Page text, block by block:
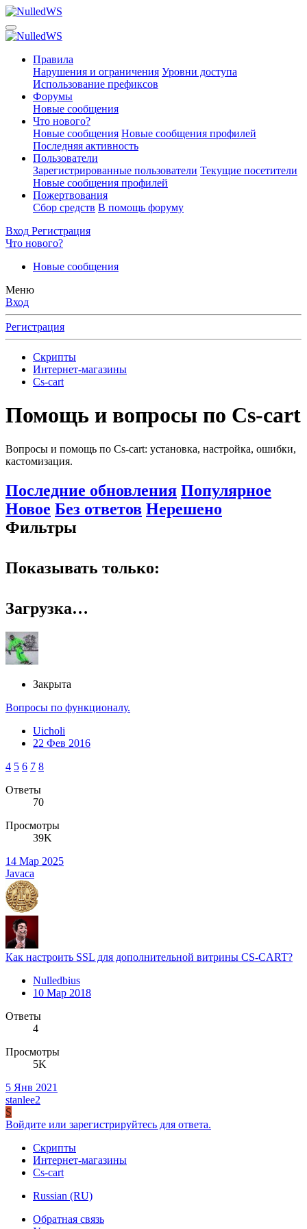
Правила
Нарушения и ограничения Уровни доступа
Использование префиксов
Форумы
Новые сообщения
Что нового?
Новые сообщения Новые сообщения профилей
Последняя активность
Пользователи
Зарегистрированные пользователи Текущие посетители
Новые сообщения профилей
Пожертвования
Сбор средств В помощь форуму
Вход Регистрация
Что нового?
Новые сообщения
Меню
Вход
Регистрация
Скрипты
Интернет-магазины
Cs-cart
Помощь и вопросы по Cs-cart
Вопросы и помощь по Cs-cart: установка, настройка, ошибки,
кастомизация.
Последние обновления Популярное
Новое Без ответов Нерешено
Фильтры
Показывать только:
Загрузка…
Закрыта
Вопросы по функционалу.
Uicholi
22 Фев 2016
4 5 6 7 8
Ответы
70
Просмотры
39K
14 Мар 2025
Javaca
Как настроить SSL для дополнительной витрины CS-CART?
Nulledbius
10 Мар 2018
Ответы
4
Просмотры
5K
5 Янв 2021
stanlee2
S
Войдите или зарегистрируйтесь для ответа.
Скрипты
Интернет-магазины
Cs-cart
Russian (RU)
Обратная связь